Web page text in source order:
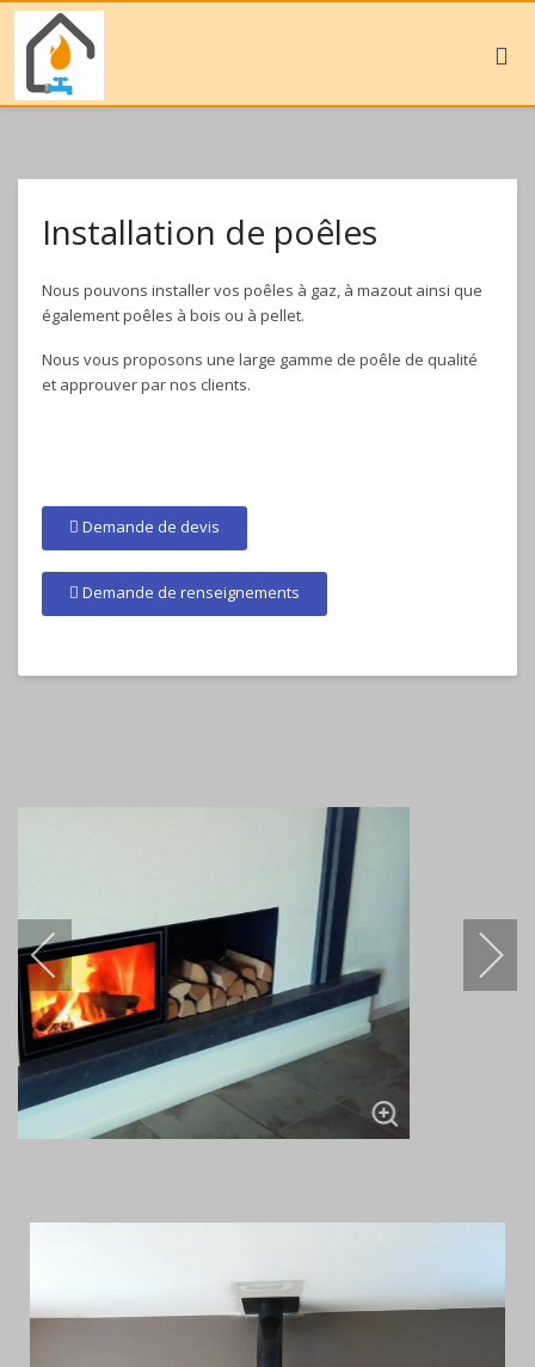
Installation de poêles
Nous pouvons installer vos poêles à gaz, à mazout ainsi que
également poêles à bois ou à pellet.
Nous vous proposons une large gamme de poêle de qualité
et approuver par nos clients.
Demande de devis
Demande de renseignements